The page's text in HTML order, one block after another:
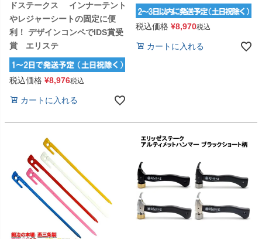
ドステークス インナーテント
やレジャーシートの固定に便
利！ デザインコンペでIDS賞受
賞 エリステ
税込価格 ¥8,976税込
カートに入れる
税込価格 ¥8,970税込
カートに入れる